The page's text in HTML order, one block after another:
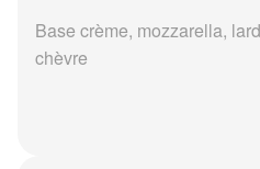
Base crème, mozzarella,
chèvre